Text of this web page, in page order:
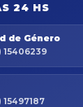
24 HS
de Género
15406239